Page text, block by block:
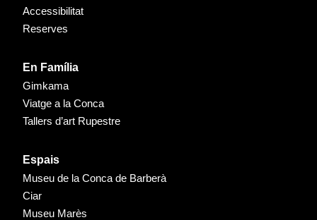
Accessibilitat
Reserves
En Família
Gimkama
Viatge a la Conca
Tallers d’art Rupestre
Espais
Museu de la Conca de Barberà
Ciar
Museu Marès